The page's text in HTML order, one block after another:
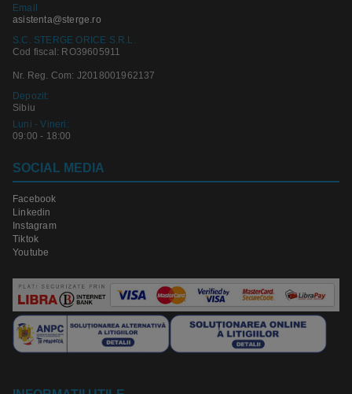
Email
asistenta@sterge.ro
S.C. STERGE ORICE S.R.L.
Cod fiscal: RO39605911
Nr. Reg. Com: J2018001962137
Depozit:
Sibiu
Luni - Vineri:
09:00 - 18:00
SOCIAL MEDIA
Facebook
Linkedin
Instagram
Tiktok
Youtube